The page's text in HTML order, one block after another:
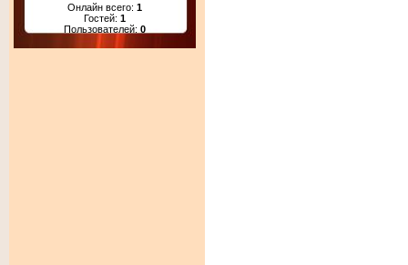
Онлайн всего: 1
Гостей: 1
Пользователей: 0